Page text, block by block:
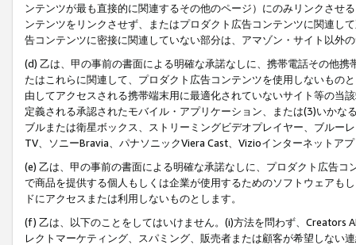
ンテンツが最も直接的に関連するその他のページ）にのみリンクさせ
ンテンツをリンクさせず、またはプロダクト広告コンテンツに関連し
告コンテンツに密接に関連していない部分は、アマゾン・サイト以外
(d) 乙は、甲の事前の書面による明確な承諾なしに、携帯電話その他
たはこれらに関連して、プロダクト広告コンテンツを使用しないもの
由してアクセスされる携帯端末用に最適化されていないサイト等の当
定義される承認されたモバイル・アプリケーション、または(3)いか
ブルまたは衛星ボックス、ストリーミングビデオプレイヤー、ブルー
TV、ソニーBravia、パナソニックViera Cast、Vizioインターネットア
(e) 乙は、甲の事前の書面による明確な承諾なしに、プロダクト広告
で商品を提供する個人もしくは企業が使用するためのソフトウェアも
ドにアクセスまたは利用しないものとします。
(f) 乙は、以下のことをしてはいけません。(i)方法を問わず、Creators
レクトマーケティング、スパミング、販売者または顧客が希望しない